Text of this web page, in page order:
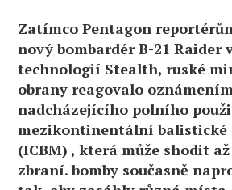
Zatímco Pentagon
nový bombardér B-21 Raider
technologií Stealth, ruské
obrany reagovalo oznámením
nadcházejícího polního
mezikontinentální balistické
(ICBM) , která může shodit
zbraní. bomby současně